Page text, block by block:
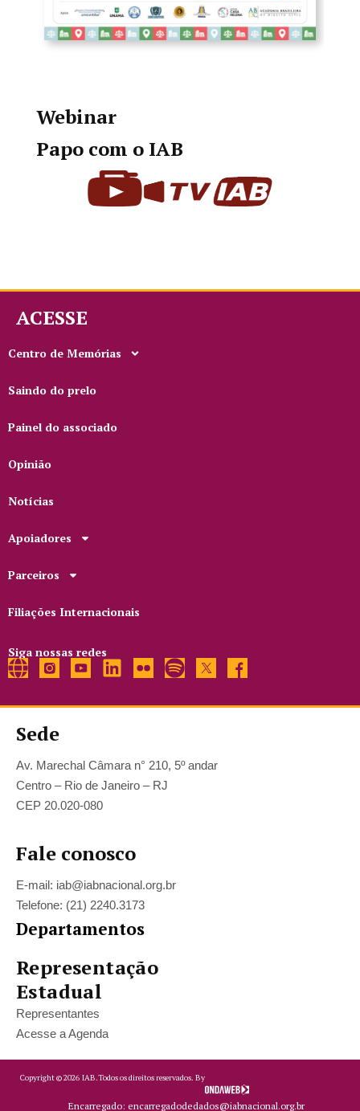
Webinar
Papo com o IAB
ACESSE
Centro de Memórias
Saindo do prelo
Painel do associado
Opinião
Notícias
Apoiadores
Parceiros
Filiações Internacionais
Siga nossas redes
Sede
Av. Marechal Câmara n° 210, 5º andar
Centro – Rio de Janeiro – RJ
CEP 20.020-080
Fale conosco
E-mail: iab@iabnacional.org.br
Telefone: (21) 2240.3173
Departamentos
Representação
Estadual
Representantes
Acesse a Agenda
Copyright ©2026 IAB.Todos os direitos reservados. By
Encarregado: encarregadodedados@iabnacional.org.br